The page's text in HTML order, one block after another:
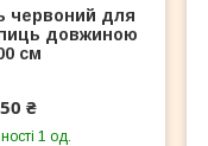
червоний для
довжиною
см
₴
1 од.